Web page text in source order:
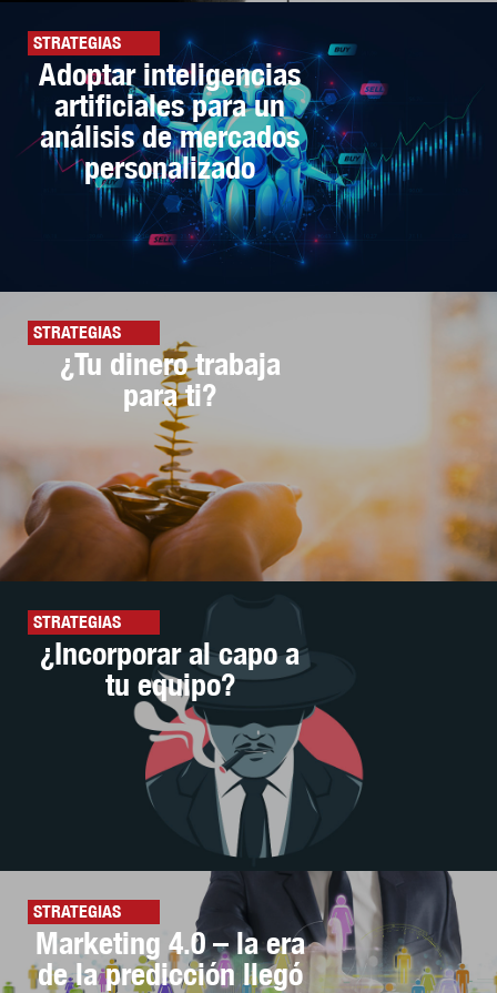
STRATEGIAS
Adoptar inteligencias
artificiales para un
análisis de mercados
personalizado
STRATEGIAS
¿Tu dinero trabaja
para ti?
STRATEGIAS
¿Incorporar al capo a
tu equipo?
STRATEGIAS
Marketing 4.0 – la era
de la predicción llegó